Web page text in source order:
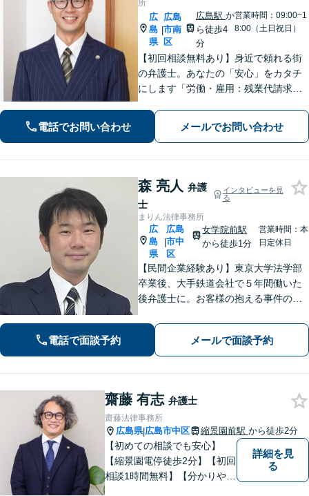
所
広
島
県
|
広島
市南
区
広島駅か
ら徒歩4
分
営業時間：09:00~1
8:00（土日祝日）
【初回相談無料あり】身近で頼れる街
の弁護士。あなたの「安心」をカタチ
にします「労働・雇用：残業代請求、
実績が豊富」「不動産：不動産を相続
すべきか、放棄すべきか冷静に判断で
電話でお問い合わせ メールでお問い合わせ
森 亮人 弁護
士
インタビューを見
る
まりん法律事務所
広
島
県
|
広島
市中
区
女学院前駅
から徒歩1分
営業時間：本
日定休日
【民間企業経験あり】東京大学法学部
卒業後、大手鉄道会社で５年間働いた
後弁護士に。お客様の抱える事件の本
出すのが得意です。逆に私からは、法
律用語を多用しない分かり易い説明を
心がけています。女学院前電停から徒
歩１分。
電話で面談予約 メールで面談予約
齋藤 有志 弁護士
齋藤法律事務所
広島県|広島市中区 縮景園前駅 から徒歩2分
【初めての相談でも安心】
【縮景園電停徒歩2分】【初回
相談1時間無料】【分かりやす
詳細を見
る